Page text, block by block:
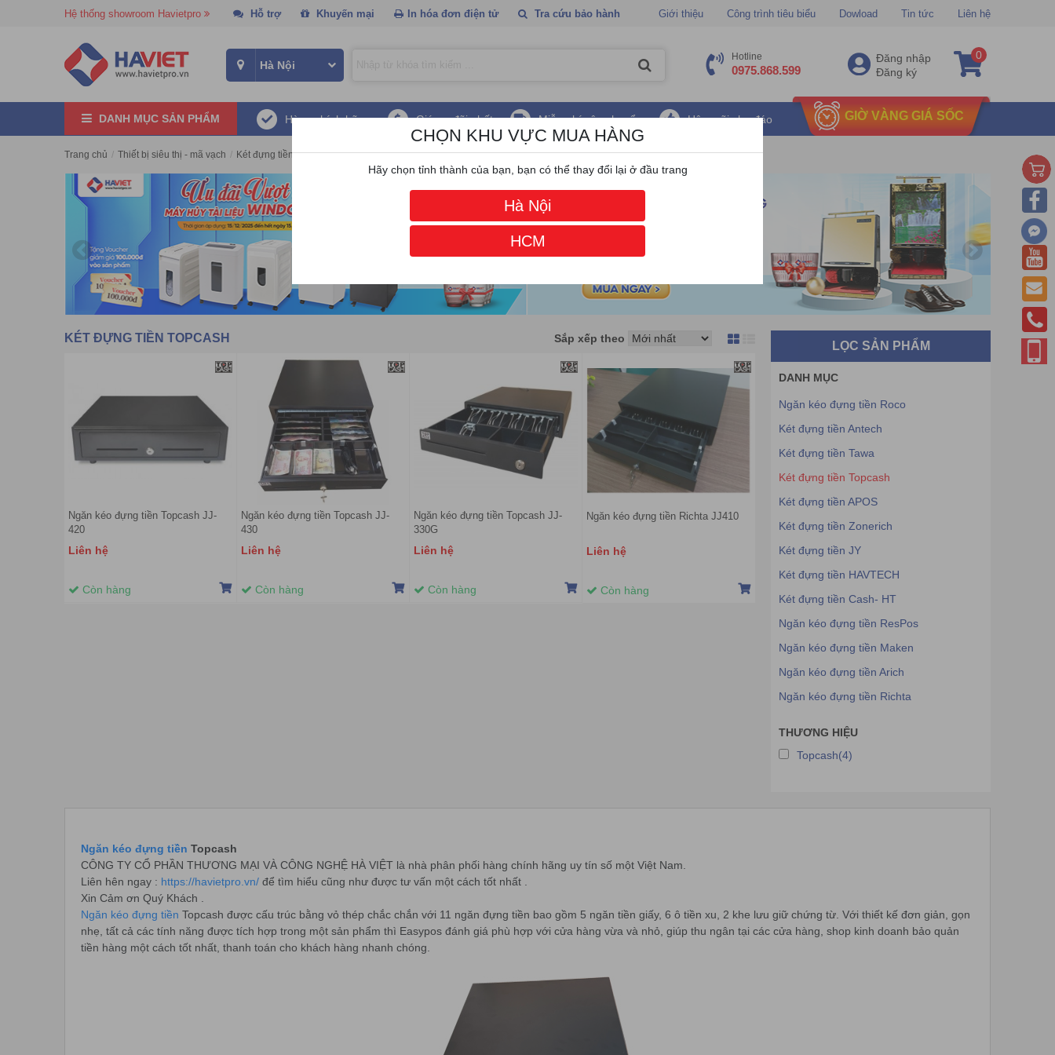
Hệ thống showroom Havietpro Hỗ trợ Khuyến mại In hóa đơn điện tử Tra cứu bảo hành Giới thiệu Công trình tiêu biểu Dowload Tin tức Liên hệ
Hotline
0975.868.599
Đăng nhập
Đăng ký
0
DANH MỤC SẢN PHẨM Hàng chính hãng Giá ưu đãi nhất Miễn phí vận chuyển Hậu mãi chu đáo GIỜ VÀNG GIÁ SỐC
Trang chủ / Thiết bị siêu thị - mã vạch / Két đựng tiền / Két đựng tiền Topcash
KÉT ĐỰNG TIỀN TOPCASH Sắp xếp theo
Ngăn kéo đựng tiền Topcash JJ-
420
Liên hệ
Còn hàng
Ngăn kéo đựng tiền Topcash JJ-
430
Liên hệ
Còn hàng
Ngăn kéo đựng tiền Topcash JJ-
330G
Liên hệ
Còn hàng
Ngăn kéo đựng tiền Richta JJ410
Liên hệ
Còn hàng
LỌC SẢN PHẨM
DANH MỤC
Ngăn kéo đựng tiền Roco
Két đựng tiền Antech
Két đựng tiền Tawa
Két đựng tiền Topcash
Két đựng tiền APOS
Két đựng tiền Zonerich
Két đựng tiền JY
Két đựng tiền HAVTECH
Két đựng tiền Cash- HT
Ngăn kéo đựng tiền ResPos
Ngăn kéo đựng tiền Maken
Ngăn kéo đựng tiền Arich
Ngăn kéo đựng tiền Richta
THƯƠNG HIỆU
Topcash(4)
Ngăn kéo đựng tiền Topcash
CÔNG TY CỔ PHẦN THƯƠNG MẠI VÀ CÔNG NGHỆ HÀ VIỆT là nhà phân phối hàng chính hãng uy tín số một Việt Nam.
Liên hên ngay : https://havietpro.vn/ để tìm hiểu cũng như được tư vấn một cách tốt nhất .
Xin Cảm ơn Quý Khách .
Ngăn kéo đựng tiền Topcash được cấu trúc bằng vỏ thép chắc chắn với 11 ngăn đựng tiền bao gồm 5 ngăn tiền giấy, 6 ô tiền xu, 2 khe lưu giữ chứng từ. Với thiết kế đơn giản, gọn
nhẹ, tất cả các tính năng được tích hợp trong một sản phẩm thì Easypos đánh giá phù hợp với cửa hàng vừa và nhỏ, giúp thu ngân tại các cửa hàng, shop kinh doanh bảo quản
tiền hàng một cách tốt nhất, thanh toán cho khách hàng nhanh chóng.
CHỌN KHU VỰC MUA HÀNG
Hãy chọn tỉnh thành của bạn, bạn có thể thay đổi lại ở đầu trang
Hà Nội
HCM